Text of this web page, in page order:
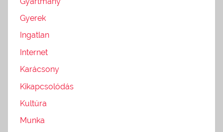
Gyerek
Ingatlan
Internet
Karácsony
Kikapcsolódás
Kultúra
Munka